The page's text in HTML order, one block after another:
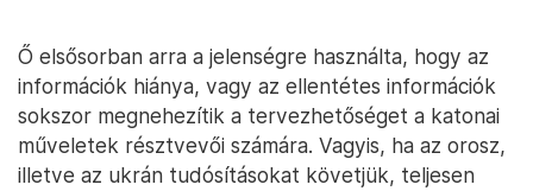
Ő elsősorban arra a jelenségre használta, hogy az
információk hiánya, vagy az ellentétes információk
sokszor megnehezítik a tervezhetőséget a katonai
műveletek résztvevői számára. Vagyis, ha az orosz,
illetve az ukrán tudósításokat követjük, teljesen